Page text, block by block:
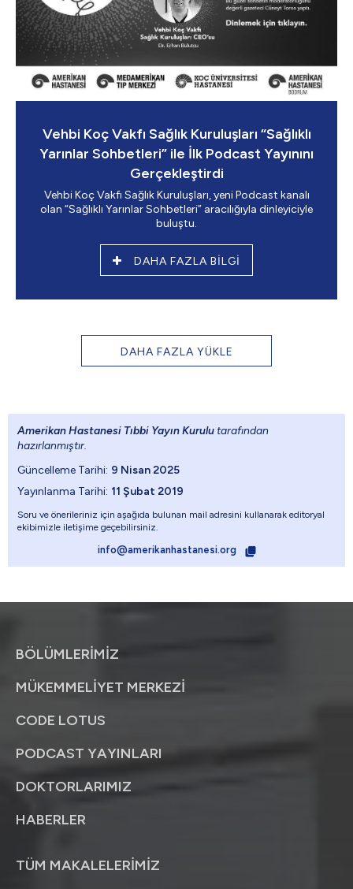
Vehbi Koç Vakfı Sağlık Kuruluşları “Sağlıklı
Yarınlar Sohbetleri” ile İlk Podcast Yayınını
Gerçekleştirdi
Vehbi Koç Vakfı Sağlık Kuruluşları, yeni Podcast kanalı
olan “Sağlıklı Yarınlar Sohbetleri” aracılığıyla dinleyiciyle
buluştu.
DAHA FAZLA BİLGİ
DAHA FAZLA YÜKLE
Amerikan Hastanesi Tıbbi Yayın Kurulu tarafından
hazırlanmıştır.
Güncelleme Tarihi: 9 Nisan 2025
Yayınlanma Tarihi: 11 Şubat 2019
Soru ve önerileriniz için aşağıda bulunan mail adresini kullanarak editoryal
ekibimizle iletişime geçebilirsiniz.
info@amerikanhastanesi.org
BÖLÜMLERİMİZ
MÜKEMMELİYET MERKEZİ
CODE LOTUS
PODCAST YAYINLARI
DOKTORLARIMIZ
HABERLER
TÜM MAKALELERİMİZ